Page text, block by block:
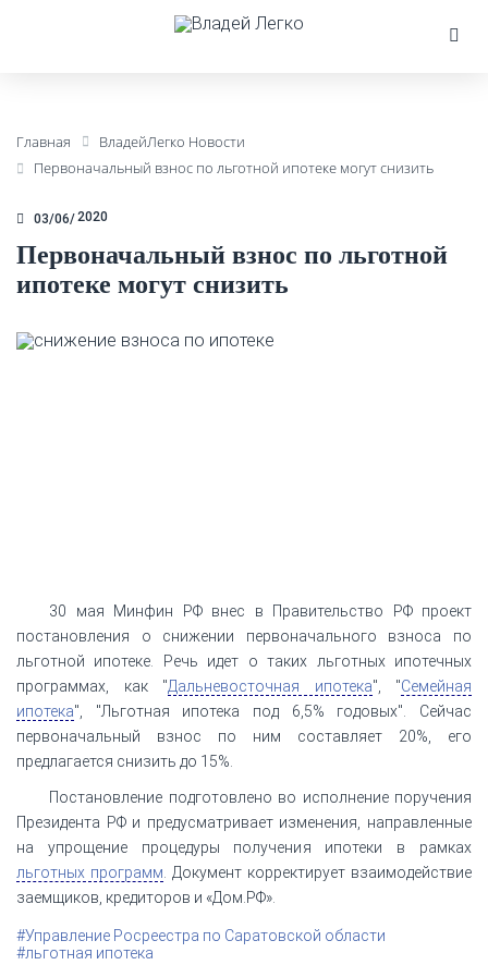
Главная
ВладейЛегко Новости
Первоначальный взнос по льготной ипотеке могут снизить
03/06 2020
Первоначальный взнос по льготной
ипотеке могут снизить
30 мая Минфин РФ внес в Правительство РФ проект
постановления о снижении первоначального взноса по
льготной ипотеке. Речь идет о таких льготных ипотечных
программах, как "Дальневосточная ипотека", "Семейная
ипотека", "Льготная ипотека под 6,5% годовых". Сейчас
первоначальный взнос по ним составляет 20%, его
предлагается снизить до 15%.
Постановление подготовлено во исполнение поручения
Президента РФ и предусматривает изменения, направленные
на упрощение процедуры получения ипотеки в рамках
льготных программ . Документ корректирует взаимодействие
заемщиков, кредиторов и «Дом.РФ».
#Управление Росреестра по Саратовской области
#льготная ипотека